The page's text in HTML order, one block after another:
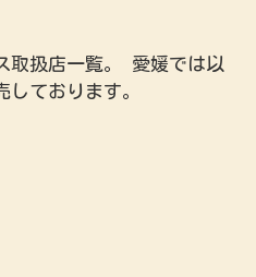
取扱店一覧。
愛媛では以
しております。